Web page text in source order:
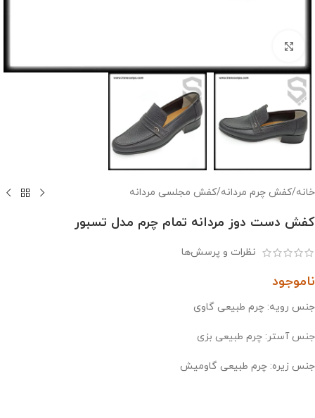
خانه/کفش چرم مردانه/کفش مجلسی مردانه
کفش دست دوز مردانه تمام چرم مدل تسبور
نظرات و پرسش‌ها
ناموجود
جنس رویه: چرم طبیعی گاوی
جنس آستر: چرم طبیعی بزی
جنس زیره: چرم طبیعی گاومیش